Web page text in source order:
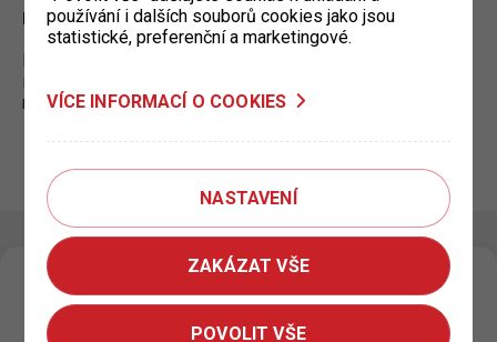
паркування
паркування не стягується. Однак, діють обмеження,
що позначені відповідними дорожніми знаками.
Nedostupnost Klientské zóny
29. 6. 2026
používání i dalších souborů cookies jako jsou
statistické, preferenční a marketingové.
VÍCE INFORMACÍ O COOKIES
NASTAVENÍ
ZAKÁZAT VŠE
POVOLIT VŠE